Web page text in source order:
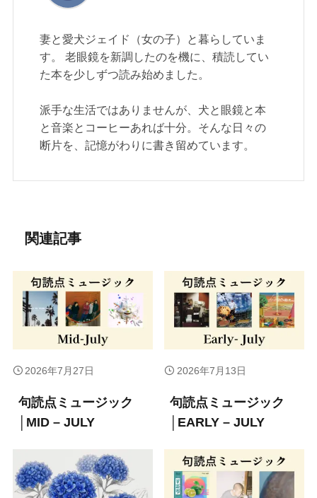
妻と愛犬ジェイド（女の子）と暮らしていま
す。 老眼鏡を新調したのを機に、積読してい
た本を少しずつ読み始めました。
派手な生活ではありませんが、犬と眼鏡と本
と音楽とコーヒーあれば十分。そんな日々の
断片を、記憶がわりに書き留めています。
関連記事
句読点ミュージック
│MID – JULY
2026年7月27日
句読点ミュージック
│EARLY – JULY
2026年7月13日